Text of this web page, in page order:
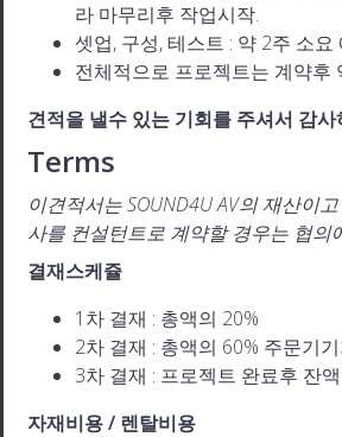
라 마무리후 작업시작.
셋업, 구성, 테스트 : 약 2주 소요
전체적으로 프로젝트는 계약후
견적을 낼수 있는 기회를 주셔서 감
Terms
이견적서는 SOUND4U AV의 재산이
사를 컨설턴트로 계약할 경우는 협
결재스케쥴
1차 결재 : 총액의 20%
2차 결재 : 총액의 60% 주문기
3차 결재 : 프로젝트 완료후 잔
자재비용 / 렌탈비용